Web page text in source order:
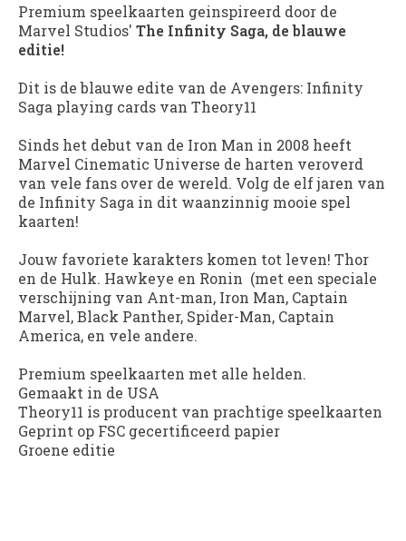
Premium speelkaarten geinspireerd door de
Marvel Studios' The Infinity Saga, de blauwe
editie!
Dit is de blauwe edite van de Avengers: Infinity
Saga playing cards van Theory11
Sinds het debut van de Iron Man in 2008 heeft
Marvel Cinematic Universe de harten veroverd
van vele fans over de wereld. Volg de elf jaren van
de Infinity Saga in dit waanzinnig mooie spel
kaarten!
Jouw favoriete karakters komen tot leven! Thor
en de Hulk. Hawkeye en Ronin (met een speciale
verschijning van Ant-man, Iron Man, Captain
Marvel, Black Panther, Spider-Man, Captain
America, en vele andere.
Premium speelkaarten met alle helden.
Gemaakt in de USA
Theory11 is producent van prachtige speelkaarten
Geprint op FSC gecertificeerd papier
Groene editie